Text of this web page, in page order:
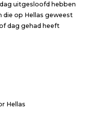
uitgesloofd hebben
die op Hellas geweest
dag gehad heeft
Hellas